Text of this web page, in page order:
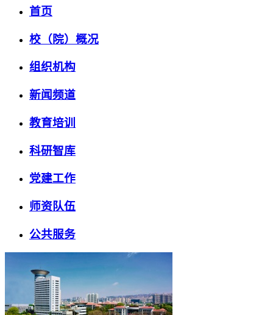
首页
校（院）概况
组织机构
新闻频道
教育培训
科研智库
党建工作
师资队伍
公共服务